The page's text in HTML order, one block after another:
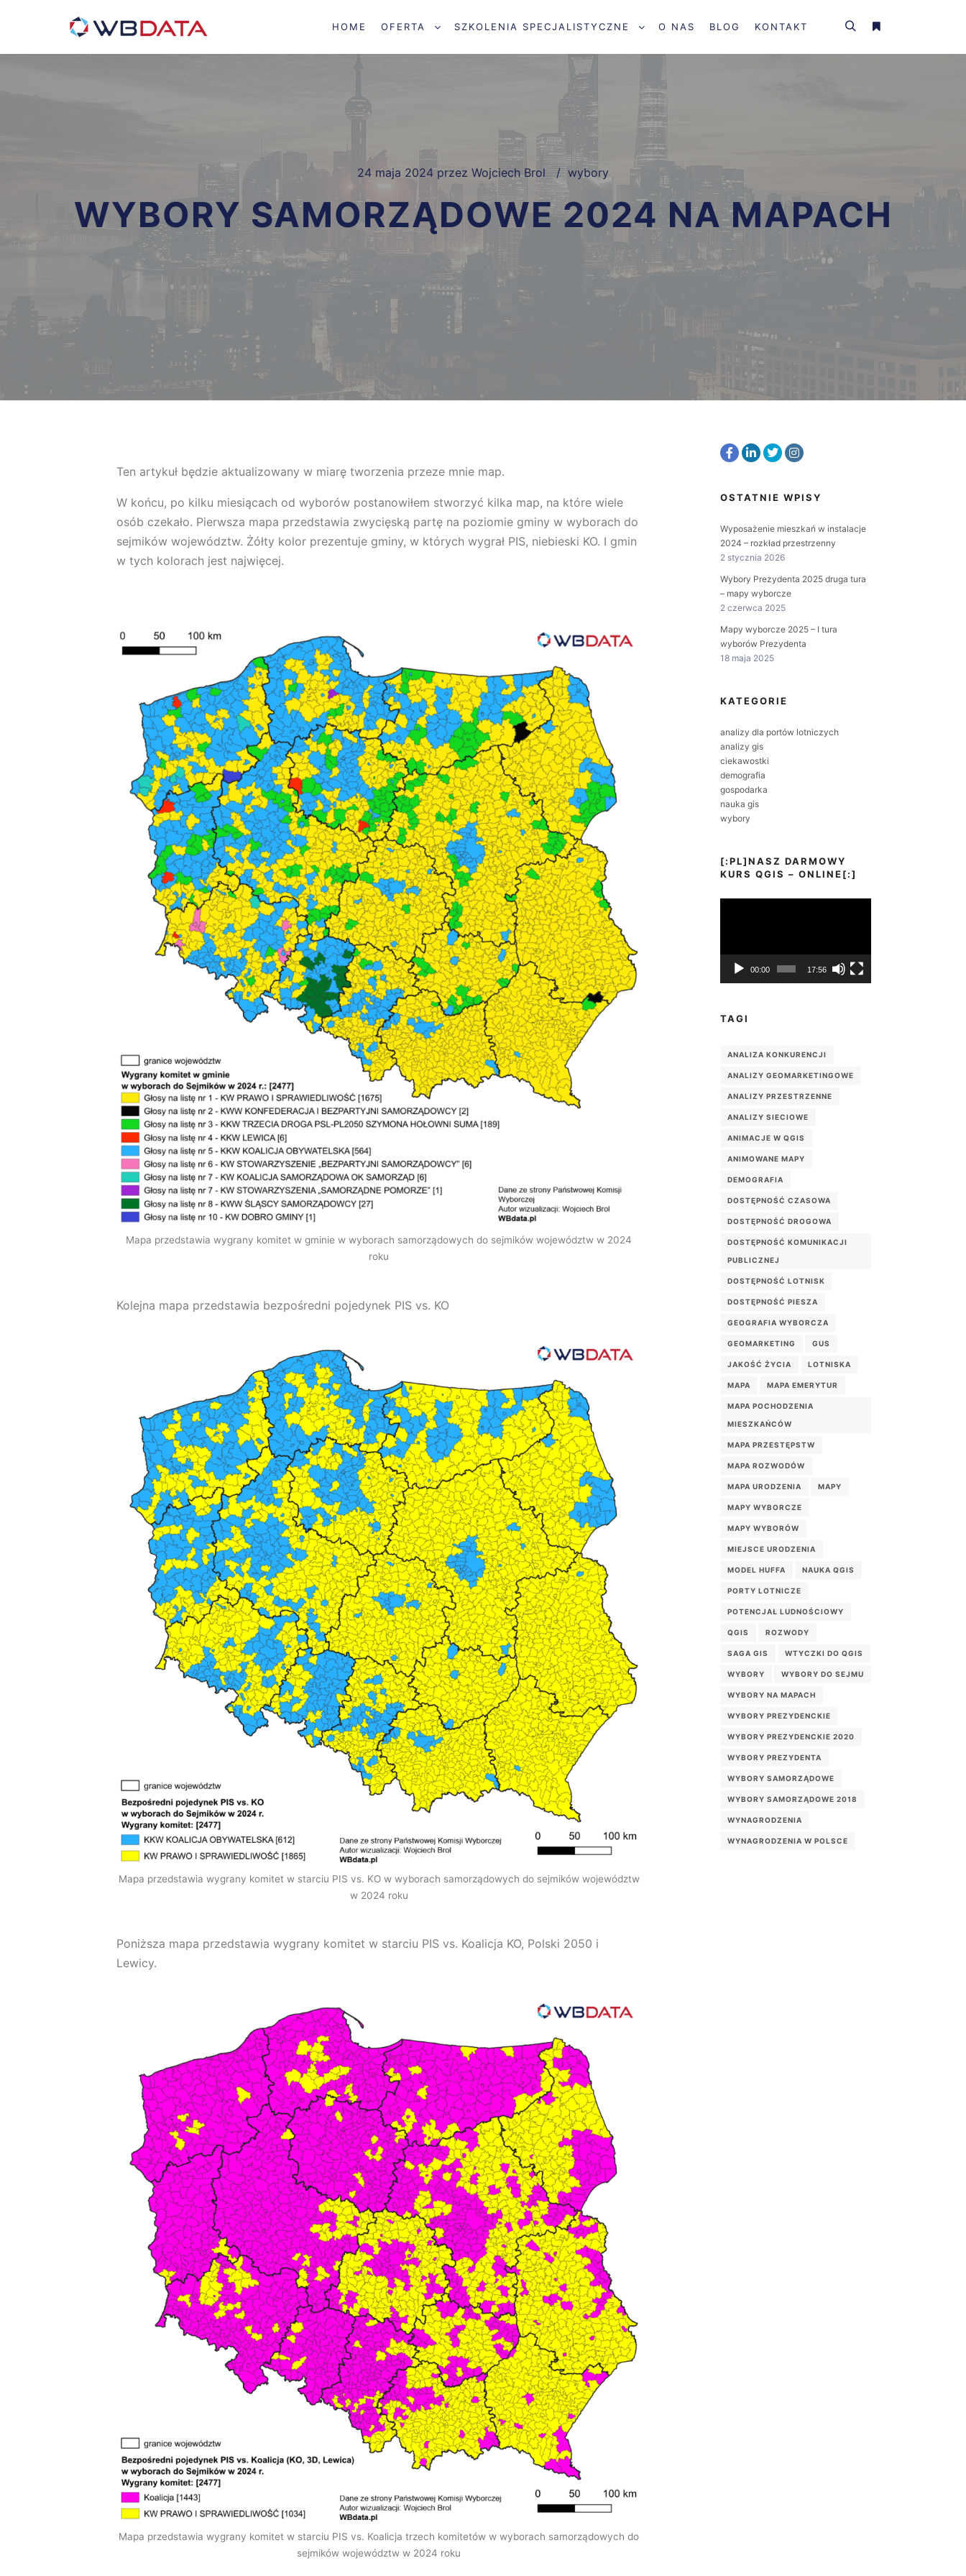
HOME OFERTA SZKOLENIA SPECJALISTYCZNE O NAS BLOG KONTAKT
24 maja 2024przez Wojciech Brol wybory
WYBORY SAMORZĄDOWE 2024 NA MAPACH
Ten artykuł będzie aktualizowany w miarę tworzenia przeze mnie map.
W końcu, po kilku miesiącach od wyborów postanowiłem stworzyć kilka map, na które wiele
osób czekało. Pierwsza mapa przedstawia zwycięską partę na poziomie gminy w wyborach do
sejmików województw. Żółty kolor prezentuje gminy, w których wygrał PIS, niebieski KO. I gmin
w tych kolorach jest najwięcej.
Mapa przedstawia wygrany komitet w gminie w wyborach samorządowych do sejmików województw w 2024
roku
Kolejna mapa przedstawia bezpośredni pojedynek PIS vs. KO
Mapa przedstawia wygrany komitet w starciu PIS vs. KO w wyborach samorządowych do sejmików województw
w 2024 roku
Poniższa mapa przedstawia wygrany komitet w starciu PIS vs. Koalicja KO, Polski 2050 i
Lewicy.
Mapa przedstawia wygrany komitet w starciu PIS vs. Koalicja trzech komitetów w wyborach samorządowych do
sejmików województw w 2024 roku
OSTATNIE WPISY
Wyposażenie mieszkań w instalacje
2024 – rozkład przestrzenny
2 stycznia 2026
Wybory Prezydenta 2025 druga tura
– mapy wyborcze
2 czerwca 2025
Mapy wyborcze 2025 – I tura
wyborów Prezydenta
18 maja 2025
KATEGORIE
analizy dla portów lotniczych
analizy gis
ciekawostki
demografia
gospodarka
nauka gis
wybory
[:PL]NASZ DARMOWY
KURS QGIS – ONLINE[:]
00:00 17:56
TAGI
ANALIZA KONKURENCJI
ANALIZY GEOMARKETINGOWE
ANALIZY PRZESTRZENNE
ANALIZY SIECIOWE
ANIMACJE W QGIS
ANIMOWANE MAPY
DEMOGRAFIA
DOSTĘPNOŚĆ CZASOWA
DOSTĘPNOŚĆ DROGOWA
DOSTĘPNOŚĆ KOMUNIKACJI
PUBLICZNEJ
DOSTĘPNOŚĆ LOTNISK
DOSTĘPNOŚĆ PIESZA
GEOGRAFIA WYBORCZA
GEOMARKETING GUS
JAKOŚĆ ŻYCIA LOTNISKA
MAPA MAPA EMERYTUR
MAPA POCHODZENIA
MIESZKAŃCÓW
MAPA PRZESTĘPSTW
MAPA ROZWODÓW
MAPA URODZENIA MAPY
MAPY WYBORCZE
MAPY WYBORÓW
MIEJSCE URODZENIA
MODEL HUFFA NAUKA QGIS
PORTY LOTNICZE
POTENCJAŁ LUDNOŚCIOWY
QGIS ROZWODY
SAGA GIS WTYCZKI DO QGIS
WYBORY WYBORY DO SEJMU
WYBORY NA MAPACH
WYBORY PREZYDENCKIE
WYBORY PREZYDENCKIE 2020
WYBORY PREZYDENTA
WYBORY SAMORZĄDOWE
WYBORY SAMORZĄDOWE 2018
WYNAGRODZENIA
WYNAGRODZENIA W POLSCE